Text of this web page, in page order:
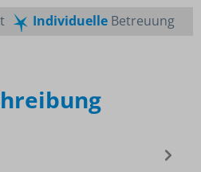
IndividuelleBetreuung